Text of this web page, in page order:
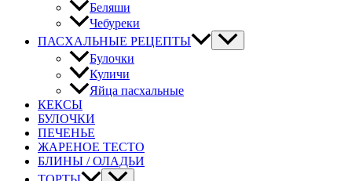
Беляши
Чебуреки
ПАСХАЛЬНЫЕ РЕЦЕПТЫ
Булочки
Куличи
Яйца пасхальные
КЕКСЫ
БУЛОЧКИ
ПЕЧЕНЬЕ
ЖАРЕНОЕ ТЕСТО
БЛИНЫ / ОЛАДЬИ